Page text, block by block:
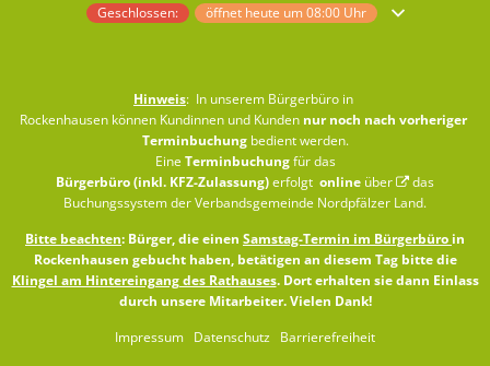
Klicken, um weitere Öffnungs- oder Schließzeiten auszublenden
Geschlossen: öffnet heute um 08:00 Uhr
Hinweis: In unserem Bürgerbüro in
Rockenhausen können Kundinnen und Kunden nur noch nach vorheriger
Terminbuchungbedient werden.
Eine Terminbuchungfür das
Bürgerbüro (inkl. KFZ-Zulassung)erfolgt online über
das
Buchungssystem der Verbandsgemeinde Nordpfälzer Land.
Bitte beachten: Bürger, die einen Samstag-Termin im Bürgerbüro in
Rockenhausen gebucht haben, betätigen an diesem Tag bitte die
Klingel am Hintereingang des Rathauses. Dort erhalten sie dann Einlass
durch unsere Mitarbeiter. Vielen Dank!
Impressum Datenschutz Barrierefreiheit